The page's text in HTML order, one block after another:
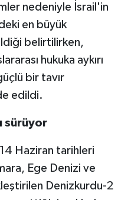
nedeniyle İsrail'in
en büyük
belirtilirken,
hukuka aykırı
bir tavır
edildi.
sürüyor
Haziran tarihleri
Ege Denizi ve
Denizkurdu-2